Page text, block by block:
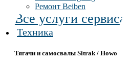
Ремонт Beiben
Все услуги сервиса
Техника
Тягачи и самосвалы Sitrak / Howo